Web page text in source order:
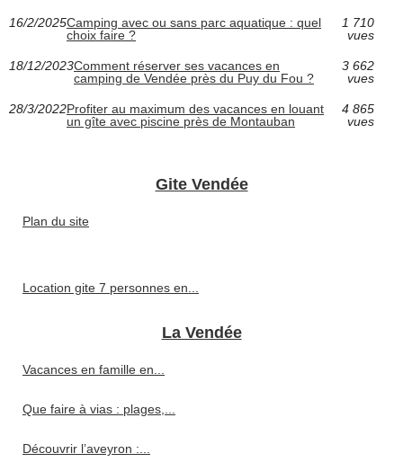
16/2/2025Camping avec ou sans parc aquatique : quel
choix faire ?
1 710
vues
18/12/2023Comment réserver ses vacances en
camping de Vendée près du Puy du Fou ?
3 662
vues
28/3/2022Profiter au maximum des vacances en louant
un gîte avec piscine près de Montauban
4 865
vues
Gite Vendée
Plan du site
Location gite 7 personnes en...
La Vendée
Vacances en famille en...
Que faire à vias : plages,...
Découvrir l’aveyron :...